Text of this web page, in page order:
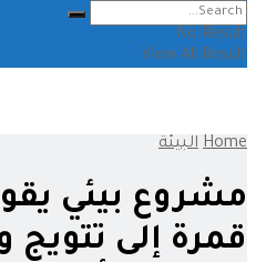
No Result
View All Result
Home البيئة
مشروع بيئي
قمرة إلى تتويج